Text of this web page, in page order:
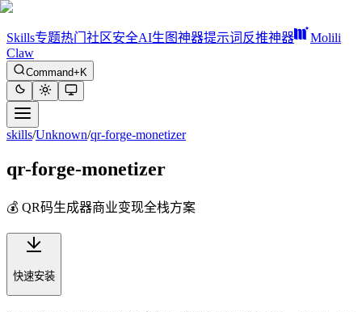
Skills专题热门 社区安全AI生图神器提示词反推神器
Molili
Claw
Command+K
skills/Unknown/qr-forge-monetizer
qr-forge-monetizer
💰 QR码生成器商业变现全栈方案
快速安装